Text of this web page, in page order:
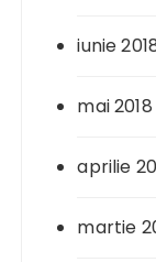
iunie
mai 2018
aprilie
martie